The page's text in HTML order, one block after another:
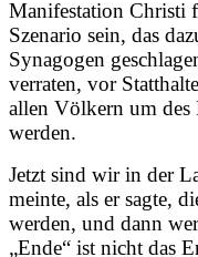
Manifestation Christi
Szenario sein, das
Synagogen
verraten, vor
allen Völkern um des
werden.
Jetzt sind wir in der
meinte, als er sagte,
werden, und dann
„Ende“ ist nicht das